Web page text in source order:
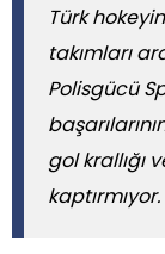
Türk
takımları
Polisgücü
gol krallığı
kaptırmıyor.